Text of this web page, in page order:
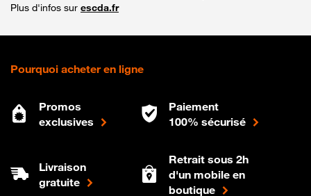
Plus d'infos sur escda.fr
Pourquoi acheter en ligne
Promos
exclusives
Paiement
100% sécurisé
Livraison
gratuite
Retrait sous 2h
d'un mobile en
boutique